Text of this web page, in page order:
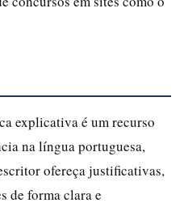
explicativa é um recurso
na língua portuguesa,
ofereça justificativas,
de forma clara e